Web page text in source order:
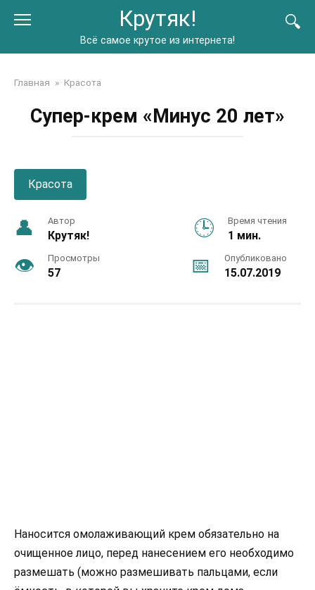
Крутяк!
Всё самое крутое из интернета!
Главная » Красота
Супер-крем «Минус 20 лет»
Красота
Автор
Крутяк!
Время чтения
1 мин.
Просмотры
57
Опубликовано
15.07.2019
Наносится омолаживающий крем обязательно на
очищенное лицо, перед нанесением его необходимо
размешать (можно размешивать пальцами, если